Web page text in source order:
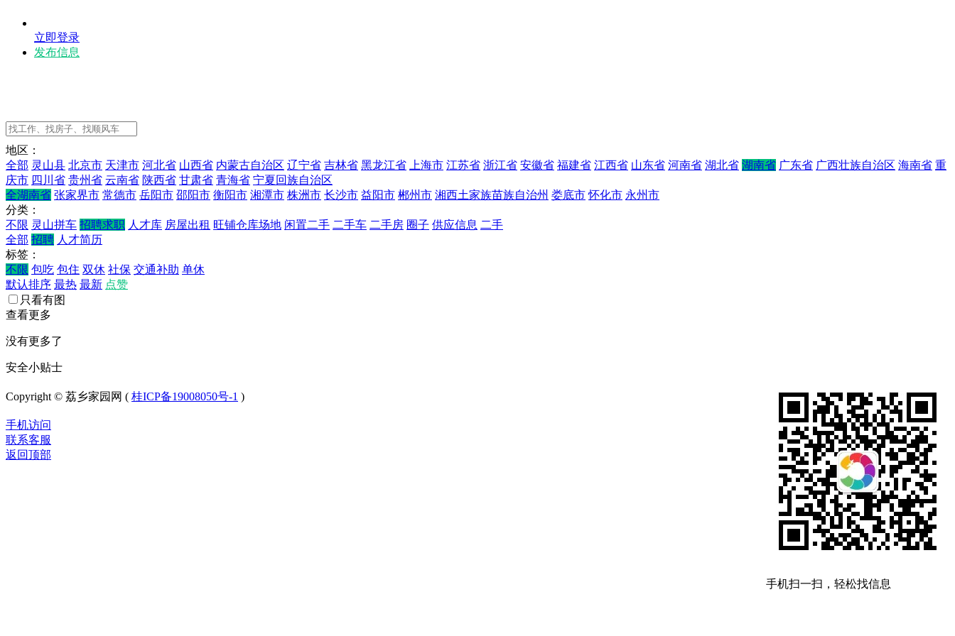
立即登录
发布信息
地区：
全部 灵山县 北京市 天津市 河北省 山西省 内蒙古自治区 辽宁省 吉林省 黑龙江省 上海市 江苏省 浙江省 安徽省 福建省 江西省 山东省 河南省 湖北省 湖南省 广东省 广西壮族自治区 海南省 重
庆市 四川省 贵州省 云南省 陕西省 甘肃省 青海省 宁夏回族自治区
全湖南省 张家界市 常德市 岳阳市 邵阳市 衡阳市 湘潭市 株洲市 长沙市 益阳市 郴州市 湘西土家族苗族自治州 娄底市 怀化市 永州市
分类：
不限 灵山拼车 招聘求职 人才库 房屋出租 旺铺仓库场地 闲置二手 二手车 二手房 圈子 供应信息 二手
全部 招聘 人才简历
标签：
不限 包吃 包住 双休 社保 交通补助 单休
默认排序 最热 最新 点赞
只看有图
查看更多
没有更多了
安全小贴士
手机扫一扫，轻松找信息
Copyright © 荔乡家园网 ( 桂ICP备19008050号-1 )
手机访问
联系客服
返回顶部